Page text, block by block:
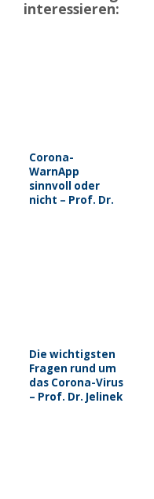
interessieren:
Corona-
WarnApp
sinnvoll oder
nicht – Prof. Dr.
Die wichtigsten
Fragen rund um
das Corona-Virus
– Prof. Dr. Jelinek